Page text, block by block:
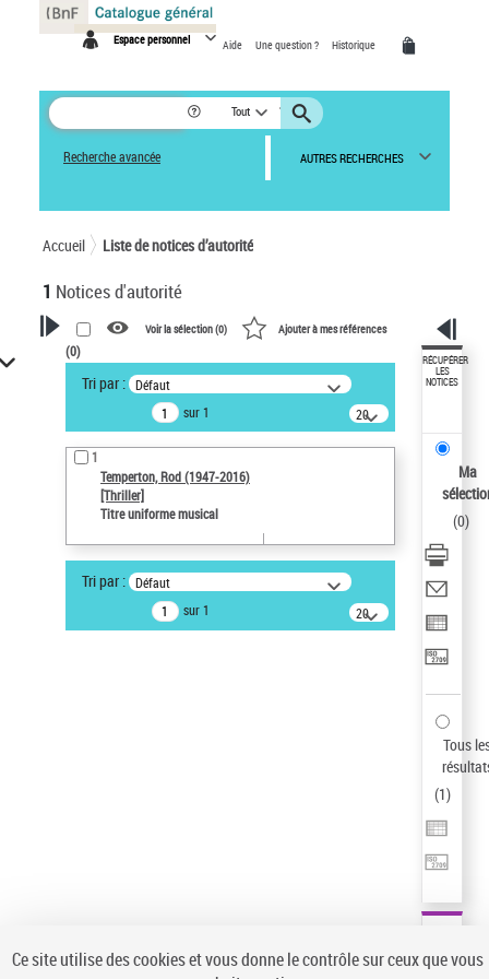
Espace personnel Aide Une question ? Historique
Tout
Recherche avancée AUTRES RECHERCHES
Accueil Liste de notices d’autorité
1 Notices d'autorité
VOTRE RECHERCHE
Recherche avancée dans les
notices d’autorité
Œuvres liées à l'auteur :
Temperton, Rod (1947-2016)
Sauvegarder votre recherche
AFFINER
Type de notice d'autorité
Voir la sélection (0) Ajouter à mes références
(0)
Tri par : Défaut
sur 1
20
résultats/page
1
Temperton, Rod (1947-2016)
[Thriller]
Titre uniforme musical
Tri par : Défaut
sur 1
20
résultats/page
RÉCUPÉRER
LES
NOTICES
Ma
(0)
Tous
(1)
Panneau de gestion des cookies
Ce site utilise des cookies et vous donne le contrôle sur ceux que vous